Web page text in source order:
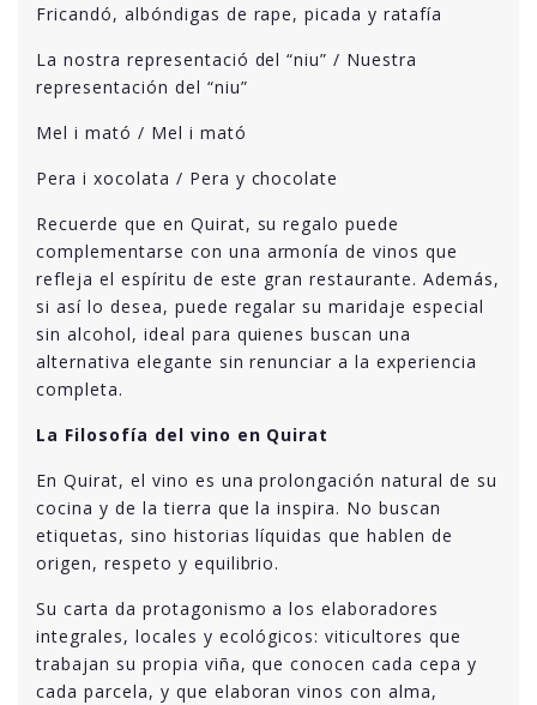
Fricandó, albóndigas de rape, picada y ratafía
La nostra representació del “niu” / Nuestra
representación del “niu”
Mel i mató / Mel i mató
Pera i xocolata / Pera y chocolate
Recuerde que en Quirat, su regalo puede
complementarse con una armonía de vinos que
refleja el espíritu de este gran restaurante. Además,
si así lo desea, puede regalar sumaridaje especial
sin alcohol, ideal para quienes buscan una
alternativa elegante sin renunciar a la experiencia
completa.
La Filosofía del vino en Quirat
En Quirat, el vino es una prolongación natural de su
cocina y de la tierra que la inspira. No buscan
etiquetas, sino historias líquidas que hablen de
origen, respeto y equilibrio.
Su carta da protagonismo a los elaboradores
integrales, locales y ecológicos: viticultores que
trabajan su propia viña, que conocen cada cepa y
cada parcela, y que elaboran vinos con alma,